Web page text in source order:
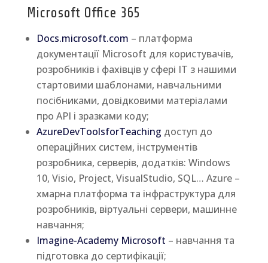
Microsoft Office 365
Docs.microsoft.com – платформа
документації Microsoft для користувачів,
розробників і фахівців у сфері IT з нашими
стартовими шаблонами, навчальними
посібниками, довідковими матеріалами
про API і зразками коду;
AzureDevToolsforTeaching доступ до
операційних систем, інструментів
розробника, серверів, додатків: Windows
10, Visio, Project, VisualStudio, SQL… Azure –
хмарна платформа та інфраструктура для
розробників, віртуальні сервери, машинне
навчання;
Imagine-Academy Microsoft – навчання та
підготовка до сертифікації;